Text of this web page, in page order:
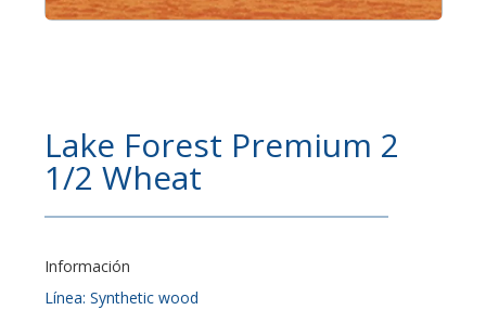
Lake Forest Premium 2
1/2 Wheat
Información
Línea: Synthetic wood